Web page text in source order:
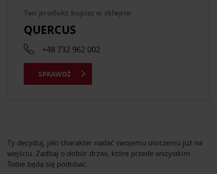
Ty decyduj, jaki charakter nadać swojemu otoczeniu już na
wejściu. Zadbaj o dobór drzwi, które przede wszystkim
Tobie będą się podobać.
Ten produkt kupisz w sklepie:
QUERCUS
+48 732 962 002
SPRAWDŹ